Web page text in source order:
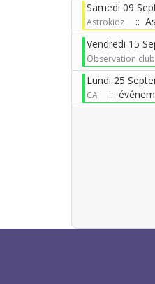
Samedi 09
Astrokidz
::
Vendredi 15
Observation
Lundi 25
CA ::